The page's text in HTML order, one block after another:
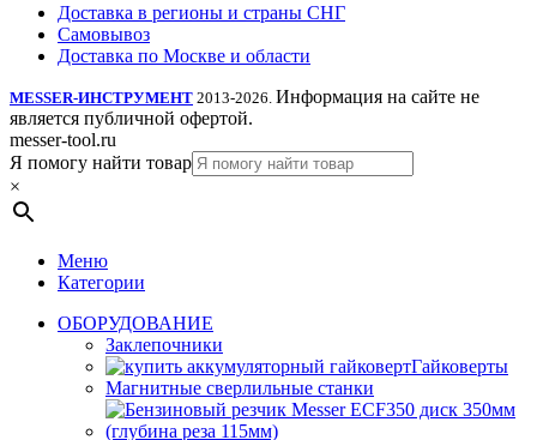
Доставка в регионы и страны СНГ
Самовывоз
Доставка по Москве и области
MESSER-ИНСТРУМЕНТ 2013-2026. Информация на сайте не
является публичной офертой.
messer-tool.ru
Я помогу найти товар
×
Меню
Категории
ОБОРУДОВАНИЕ
Заклепочники
Гайковерты
Магнитные сверлильные станки